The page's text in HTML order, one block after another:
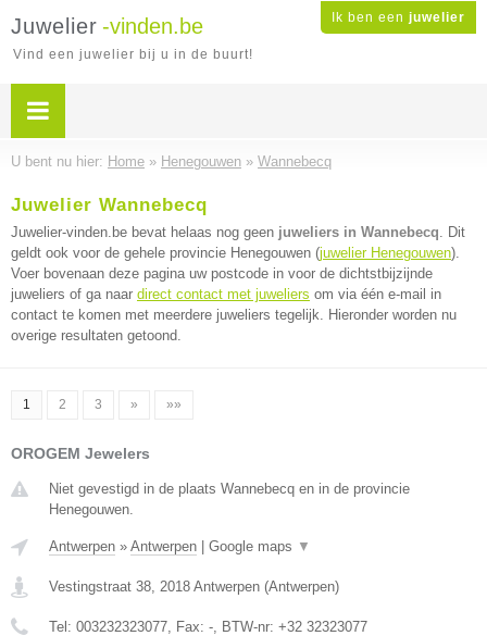
Ik ben een juwelier
Juwelier -vinden.be
Vind een juwelier bij u in de buurt!
U bent nu hier: Home » Henegouwen » Wannebecq
Juwelier Wannebecq
Juwelier-vinden.be bevat helaas nog geen juweliers in Wannebecq. Dit
geldt ook voor de gehele provincie Henegouwen (juwelier Henegouwen).
Voer bovenaan deze pagina uw postcode in voor de dichtstbijzijnde
juweliers of ga naar direct contact met juweliers om via één e-mail in
contact te komen met meerdere juweliers tegelijk. Hieronder worden nu
overige resultaten getoond.
1 2 3 » »»
OROGEM Jewelers
Niet gevestigd in de plaats Wannebecq en in de provincie
Henegouwen.
Antwerpen » Antwerpen Google maps ▼
Vestingstraat 38, 2018 Antwerpen (Antwerpen)
Tel: 003232323077, Fax: -, BTW-nr: +32 32323077